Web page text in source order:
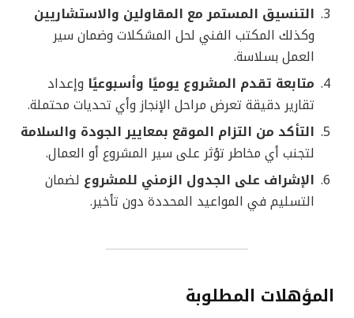
التنسيق المستمر مع المقاولين والاستشاريين
وكذلك المكتب الفني لحل المشكلات وضمان سير
العمل بسلاسة.
متابعة تقدم المشروع يوميًا وأسبوعيًا وإعداد
تقارير دقيقة تعرض مراحل الإنجاز وأي تحديات محتملة.
التأكد من التزام الموقع بمعايير الجودة والسلامة
لتجنب أي مخاطر تؤثر على سير المشروع أو العمال.
الإشراف على الجدول الزمني للمشروع لضمان
التسليم في المواعيد المحددة دون تأخير.
المؤهلات المطلوبة